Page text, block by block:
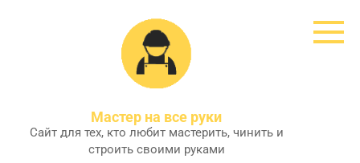
Мастер на все руки
Сайт для тех, кто любит мастерить, чинить и
строить своими руками